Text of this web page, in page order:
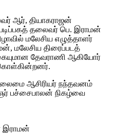
ஆர், தியாகராஜன்
தலைவர் பெ. இராமன்
மலேசிய எழுத்தாளர்
மலேசிய திரைப்படத்
தேவராணி ஆகியோர்
கொள்கின்றனர்.
ஆசிரியர் நந்தவனம்
பச்சைபாலன் நிகழ்வை
இராமன்